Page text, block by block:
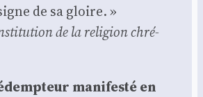
de sa gloire. »
de la reli­gion chré­
mani­fes­té en